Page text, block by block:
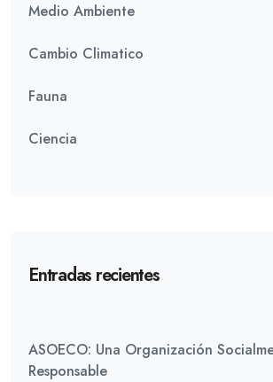
Medio Ambiente
Cambio Climatico
Fauna
Ciencia
Entradas recientes
ASOECO: Una Organización
Responsable